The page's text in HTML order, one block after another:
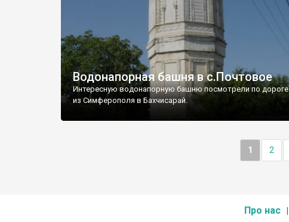
Водонапорная башня в с.Почтовое
Интересную водонапорную башню посмотрели по дороге
из Симферополя в Бахчисарай.
1 2
Про нас